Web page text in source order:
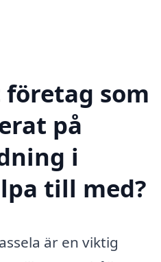
som
på
i
till med?
är en viktig